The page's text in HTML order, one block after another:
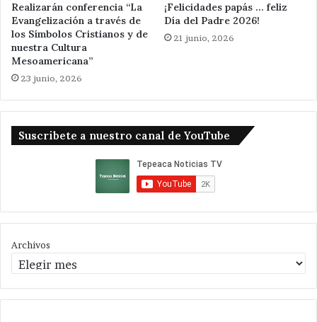
Realizarán conferencia “La
Evangelización a través de
los Símbolos Cristianos y de
nuestra Cultura
Mesoamericana”
23 junio, 2026
¡Felicidades papás … feliz
Día del Padre 2026!
21 junio, 2026
Suscribete a nuestro canal de YouTube
Archivos